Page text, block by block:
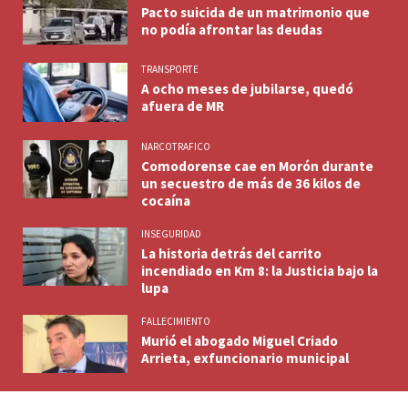
Pacto suicida de un matrimonio que
no podía afrontar las deudas
TRANSPORTE
A ocho meses de jubilarse, quedó
afuera de MR
NARCOTRAFICO
Comodorense cae en Morón durante
un secuestro de más de 36 kilos de
cocaína
INSEGURIDAD
La historia detrás del carrito
incendiado en Km 8: la Justicia bajo la
lupa
FALLECIMIENTO
Murió el abogado Miguel Criado
Arrieta, exfuncionario municipal